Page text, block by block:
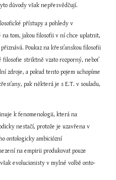
důvody však nepřesvědčují.
přístupy a pohledy v
na tom, jakou filosofii v ní chce uplatnit,
Poukaz na křesťanskou filosofii
filosofie striktně vzato rozporný, neboť
zdroje, a pokud tento pojem uchopíme
pak některá je s E.T. v souladu,
k fenomenologii, která na
nestačí, protože je uzavřena v
ontologicky ambiciózní
na empirii produkovat pouze
evolucionisty v mylné volbě onto-